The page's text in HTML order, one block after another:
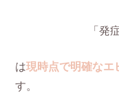
「発
は現時点で明確なエ
す。